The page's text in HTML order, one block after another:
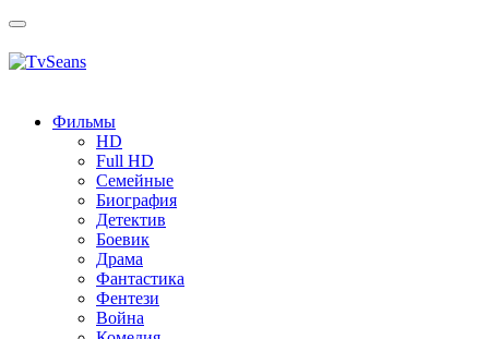
Toggle
Фильмы
HD
Full HD
Семейные
Биография
Детектив
Боевик
Драма
Фантастика
Фентези
Война